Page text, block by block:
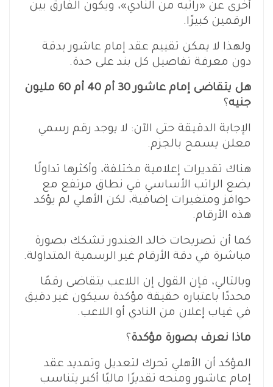
أخرى عن «راتبه من النادي»، ويكون الفارق بين
الرقمين كبيرًا.
ولهذا لا يمكن تقييم عقد إمام عاشور بدقة
دون معرفة تفاصيل كل بند على حدة.
هل يتقاضى إمام عاشور 30 أم 40 أم 60 مليون
جنيه؟
الإجابة الدقيقة حتى الآن: لا يوجد رقم رسمي
معلن يسمح بالجزم.
هناك تقديرات إعلامية مختلفة، وأكثرها تداولًا
يضع الراتب الأساسي في نطاق مرتفع مع
حوافز ومتغيرات إضافية، لكن الأهلي لم يؤكد
هذه الأرقام.
كما أن تصريحات خالد الغندور تشكك بصورة
مباشرة في دقة الأرقام غير الرسمية المتداولة.
وبالتالي، فإن القول إن اللاعب يتقاضى رقمًا
محددًا باعتباره حقيقة مؤكدة سيكون غير دقيق
في غياب إعلان من النادي أو اللاعب.
ماذا نعرف بصورة مؤكدة ؟
المؤكد أن الأهلي تحرك لتعديل وتمديد عقد
إمام عاشور ومنحه تقديرًا ماليًا أكبر يتناسب